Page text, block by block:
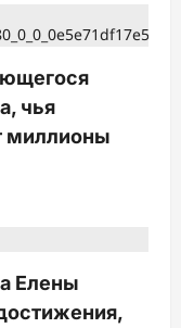
чья
миллионы
Елены